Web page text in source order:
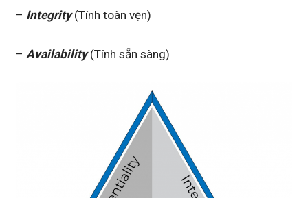
– Integrity(Tính toàn vẹn)
– Availability(Tính sẵn sàng)